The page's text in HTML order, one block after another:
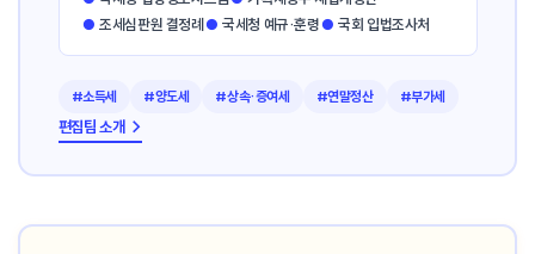
● 조세심판원 결정례 ● 국세청 예규·훈령● 국회 입법조사처
#소득세 #양도세 #상속·증여세 #연말정산 #부가세
편집팀 소개 →